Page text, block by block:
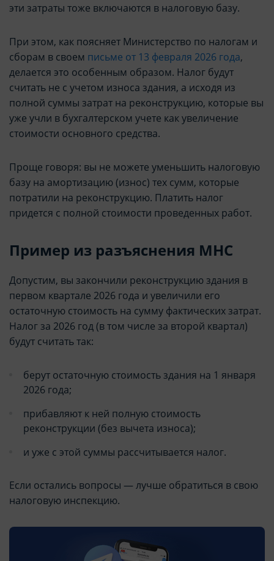
эти затраты тоже включаются в налоговую базу.
При этом, как поясняет Министерство по налогам и
сборам в своем письме от 13 февраля 2026 года,
делается это особенным образом. Налог будут
считать не с учетом износа здания, а исходя из
полной суммы затрат на реконструкцию, которые вы
уже учли в бухгалтерском учете как увеличение
стоимости основного средства.
Проще говоря: вы не можете уменьшить налоговую
базу на амортизацию (износ) тех сумм, которые
потратили на реконструкцию. Платить налог
придется с полной стоимости проведенных работ.
Пример из разъяснения МНС
Допустим, вы закончили реконструкцию здания в
первом квартале 2026 года и увеличили его
остаточную стоимость на сумму фактических затрат.
Налог за 2026 год (в том числе за второй квартал)
будут считать так:
берут остаточную стоимость здания на 1 января
2026 года;
прибавляют к ней полную стоимость
реконструкции (без вычета износа);
и уже с этой суммы рассчитывается налог.
Если остались вопросы — лучше обратиться в свою
налоговую инспекцию.